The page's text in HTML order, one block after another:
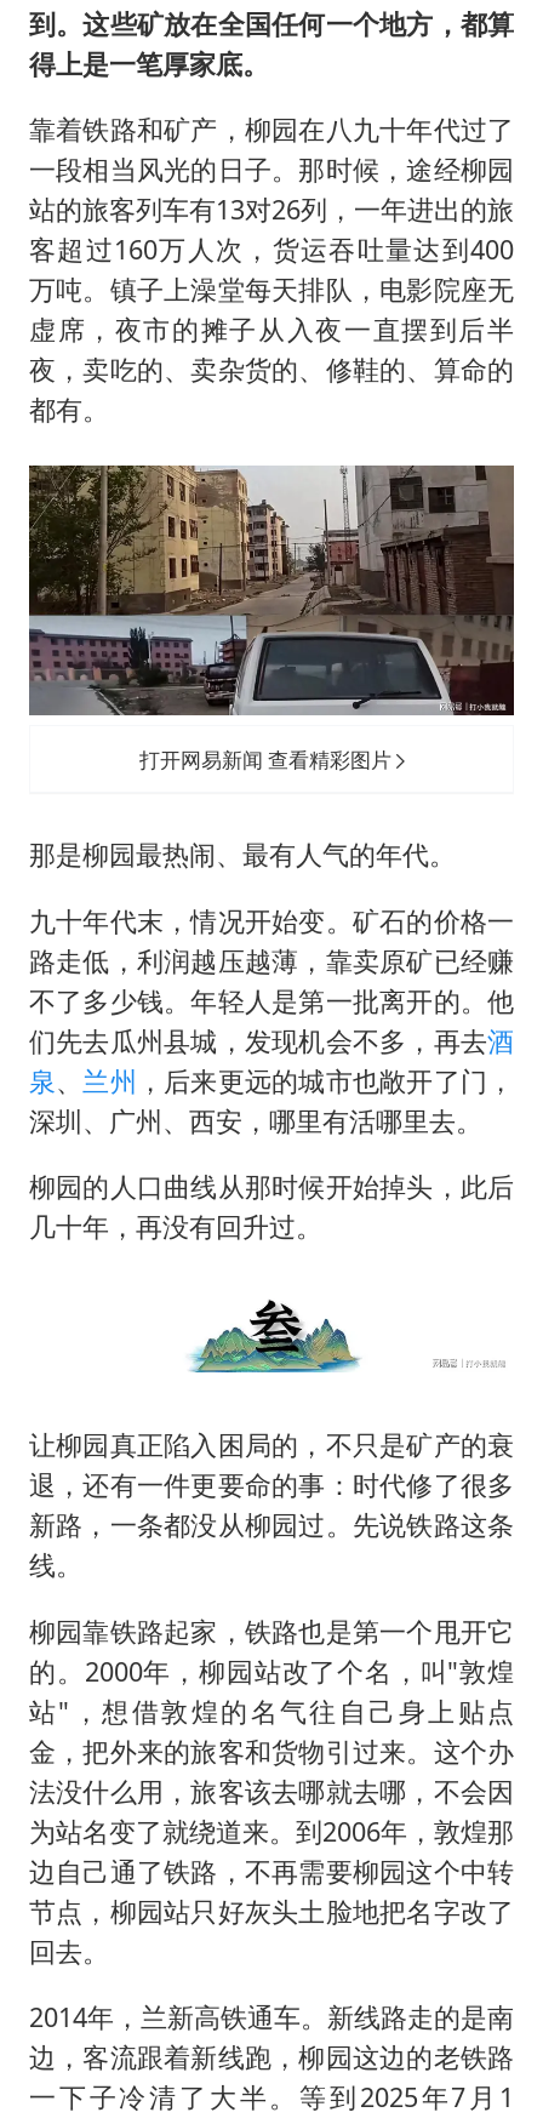
到。这些矿放在全国任何一个地方，都算
得上是一笔厚家底。
靠着铁路和矿产，柳园在八九十年代过了
一段相当风光的日子。那时候，途经柳园
站的旅客列车有13对26列，一年进出的旅
客超过160万人次，货运吞吐量达到400
万吨。镇子上澡堂每天排队，电影院座无
虚席，夜市的摊子从入夜一直摆到后半
夜，卖吃的、卖杂货的、修鞋的、算命的
都有。
打开网易新闻 查看精彩图片
那是柳园最热闹、最有人气的年代。
九十年代末，情况开始变。矿石的价格一
路走低，利润越压越薄，靠卖原矿已经赚
不了多少钱。年轻人是第一批离开的。他
们先去瓜州县城，发现机会不多，再去酒
泉、 兰州 ，后来更远的城市也敞开了门，
深圳、广州、西安，哪里有活哪里去。
柳园的人口曲线从那时候开始掉头，此后
几十年，再没有回升过。
让柳园真正陷入困局的，不只是矿产的衰
退，还有一件更要命的事：时代修了很多
新路，一条都没从柳园过。先说铁路这条
线。
柳园靠铁路起家，铁路也是第一个甩开它
的。2000年，柳园站改了个名，叫"敦煌
站"，想借敦煌的名气往自己身上贴点
金，把外来的旅客和货物引过来。这个办
法没什么用，旅客该去哪就去哪，不会因
为站名变了就绕道来。到2006年，敦煌那
边自己通了铁路，不再需要柳园这个中转
节点，柳园站只好灰头土脸地把名字改了
回去。
2014年，兰新高铁通车。新线路走的是南
边，客流跟着新线跑，柳园这边的老铁路
一下子冷清了大半。等到2025年7月1